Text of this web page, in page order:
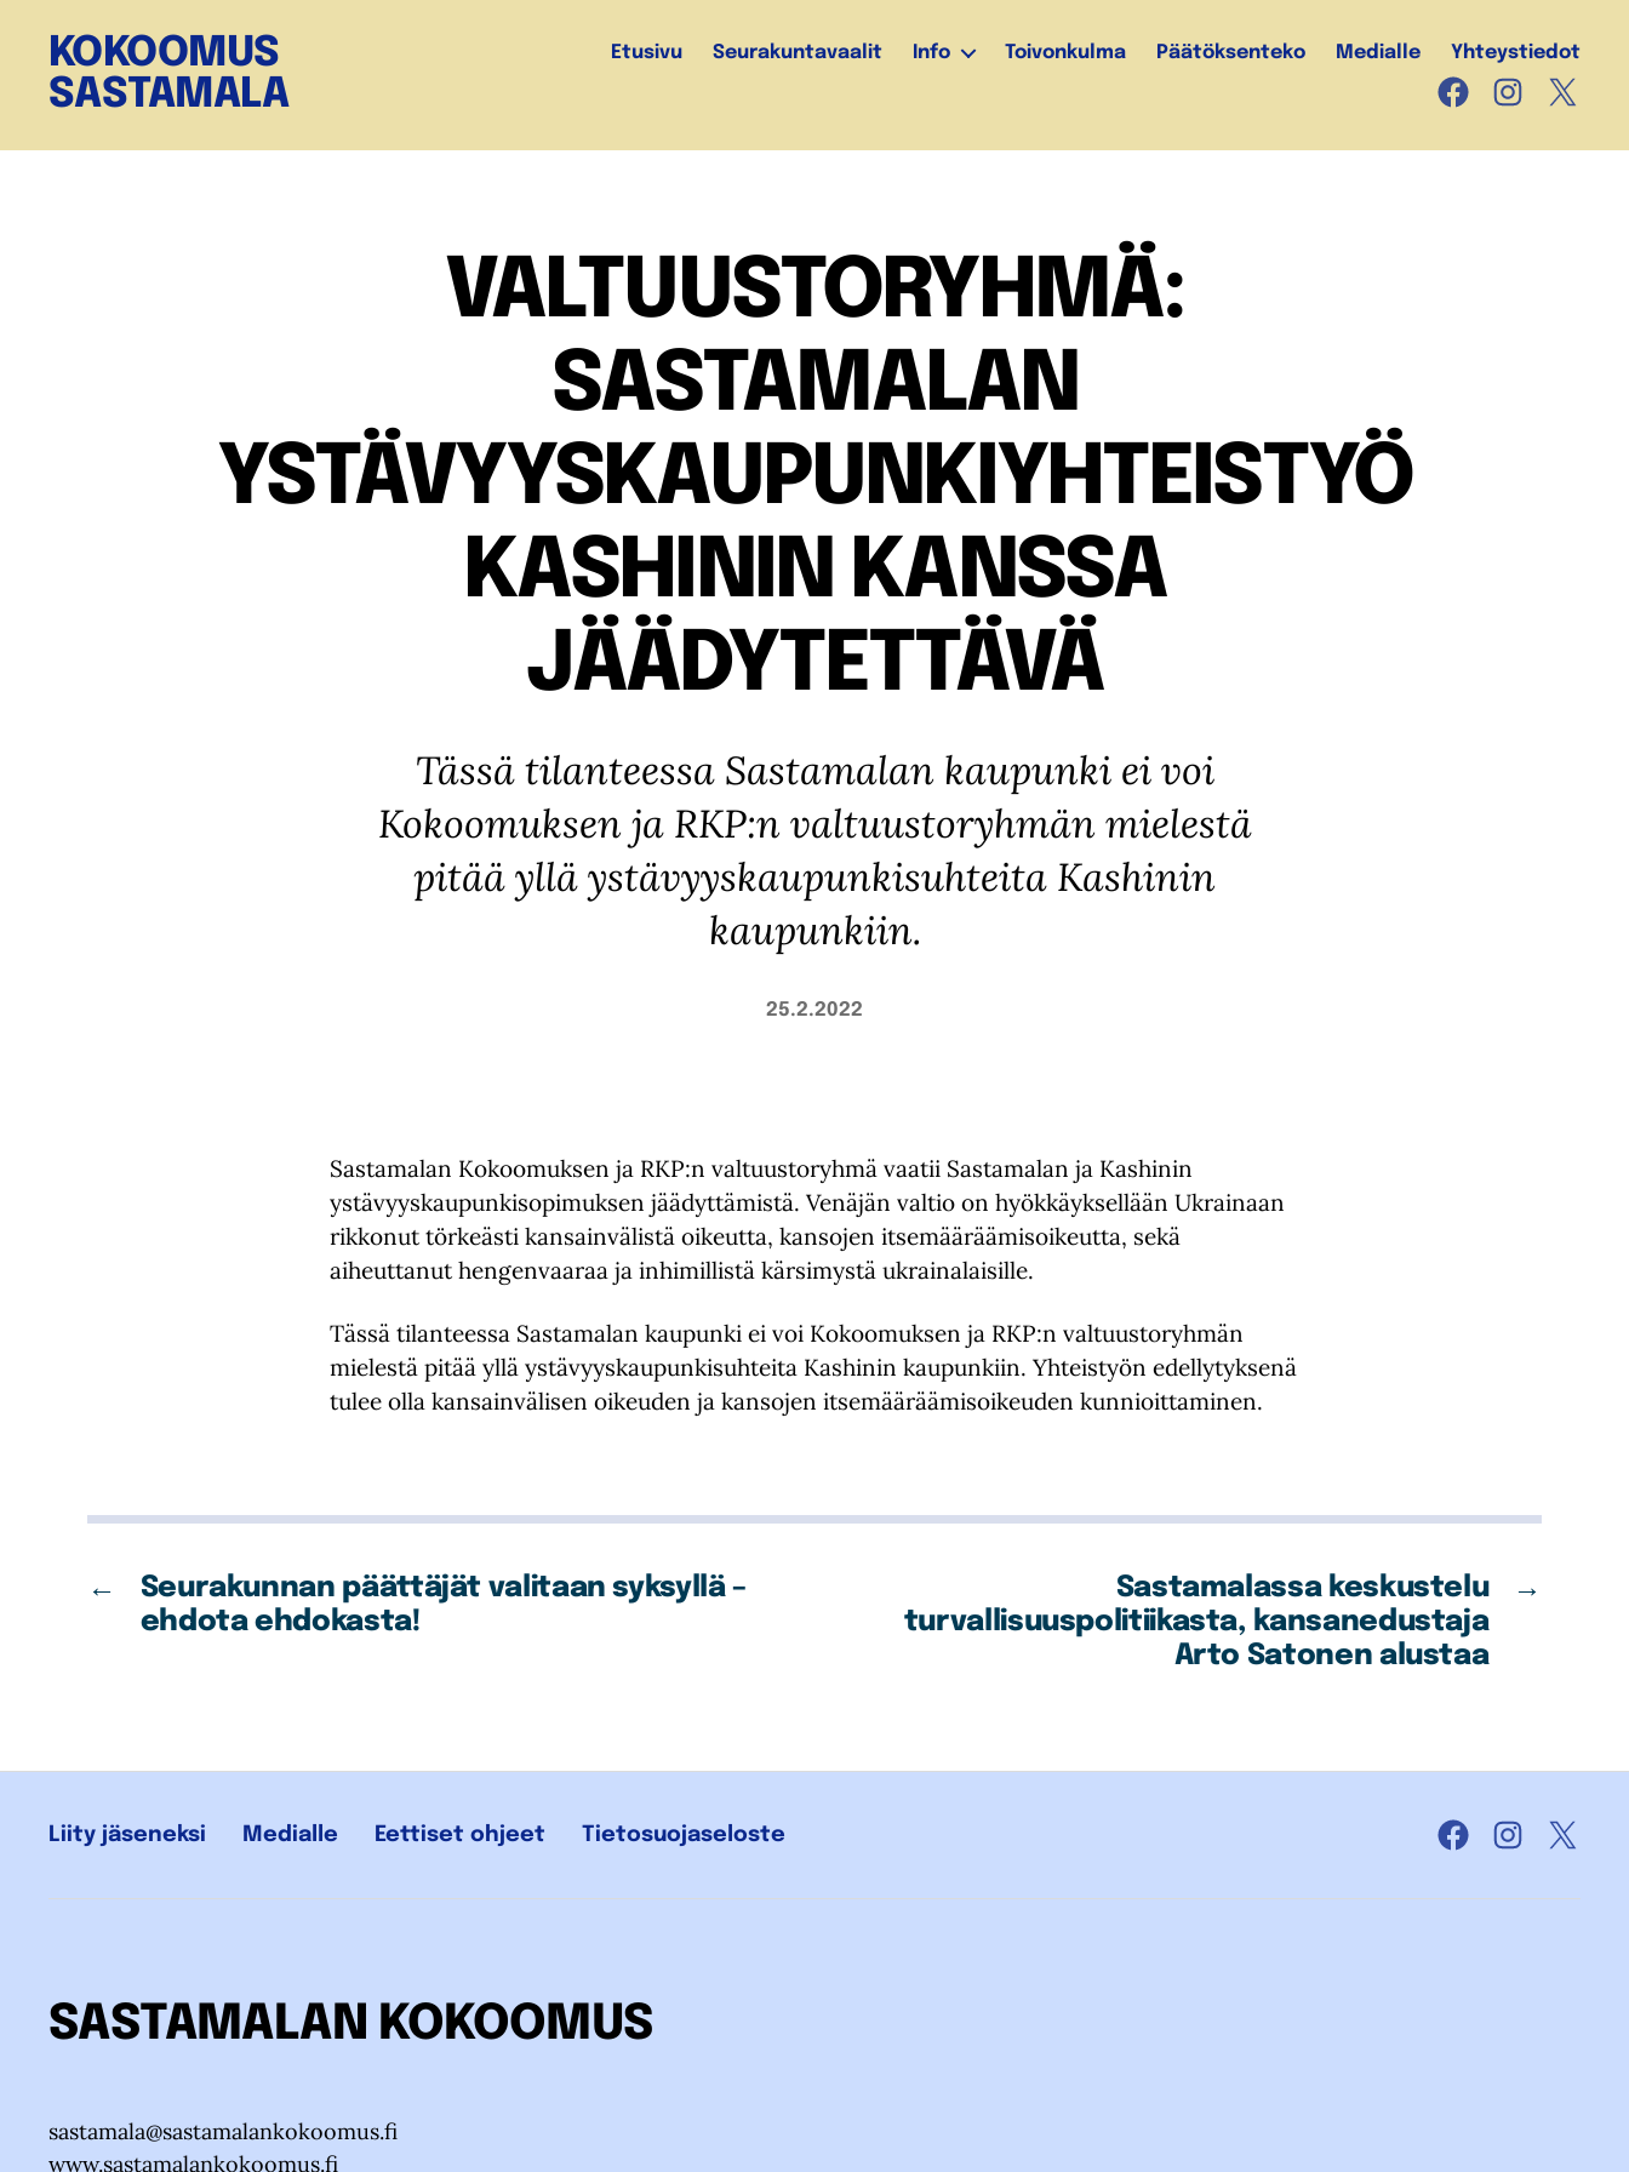
KOKOOMUS
SASTAMALA
Etusivu Seurakuntavaalit Info Toivonkulma Päätöksenteko Medialle Yhteystiedot
FacebookInstagram
X
VALTUUSTORYHMÄ:
SASTAMALAN
YSTÄVYYSKAUPUNKIYHTEISTYÖ
KASHININ KANSSA
JÄÄDYTETTÄVÄ
Tässä tilanteessa Sastamalan kaupunki ei voi
Kokoomuksen ja RKP:n valtuustoryhmän mielestä
pitää yllä ystävyyskaupunkisuhteita Kashinin
kaupunkiin.
25.2.2022
Sastamalan Kokoomuksen ja RKP:n valtuustoryhmä vaatii Sastamalan ja Kashinin
ystävyyskaupunkisopimuksen jäädyttämistä. Venäjän valtio on hyökkäyksellään Ukrainaan
rikkonut törkeästi kansainvälistä oikeutta, kansojen itsemääräämisoikeutta, sekä
aiheuttanut hengenvaaraa ja inhimillistä kärsimystä ukrainalaisille.
Tässä tilanteessa Sastamalan kaupunki ei voi Kokoomuksen ja RKP:n valtuustoryhmän
mielestä pitää yllä ystävyyskaupunkisuhteita Kashinin kaupunkiin. Yhteistyön edellytyksenä
tulee olla kansainvälisen oikeuden ja kansojen itsemääräämisoikeuden kunnioittaminen.
←
Seurakunnan päättäjät valitaan syksyllä –
ehdota ehdokasta!
→
Sastamalassa keskustelu
turvallisuuspolitiikasta, kansanedustaja
Arto Satonen alustaa
Liity jäseneksi Medialle Eettiset ohjeet Tietosuojaseloste
FacebookInstagram
X
SASTAMALAN KOKOOMUS
sastamala@sastamalankokoomus.fi
www.sastamalankokoomus.fi